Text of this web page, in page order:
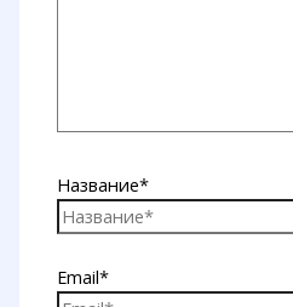
Название*
Email*